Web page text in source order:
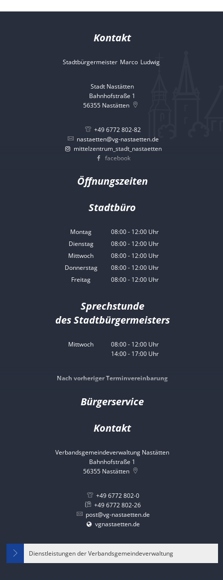
Kontakt
Stadtbürgermeister Marco Ludwig
Stadt Nastätten
Bahnhofstraße 1
56355 Nastätten
+49 6772 802-82
nastaetten@vg-nastaetten.de
mittelzentrum_stadt_nastaetten
facebook
Öffnungszeiten
Stadtbüro
Montag 08:00- 12:00Uhr
Von 08:00 bis 12:00 Uhr
Dienstag 08:00- 12:00Uhr
Von 08:00 bis 12:00 Uhr
Mittwoch 08:00- 12:00Uhr
Von 08:00 bis 12:00 Uhr
Donnerstag 08:00- 12:00Uhr
Von 08:00 bis 12:00 Uhr
Freitag 08:00- 12:00Uhr
Sprechstunde
des Stadtbürgermeisters
Mittwoch 08:00- 12:00Uhr
Von 08:00 bis 12:00 Uhr
14:00- 17:00Uhr
Nach vorheriger Terminvereinbarung
Bürgerservice
Kontakt
Verbandsgemeindeverwaltung Nastätten
Bahnhofstraße 1
56355 Nastätten
+49 6772 802-0
+49 6772 802-26
post@vg-nastaetten.de
vgnastaetten.de
Dienstleistungen der Verbandsgemeindeverwaltung